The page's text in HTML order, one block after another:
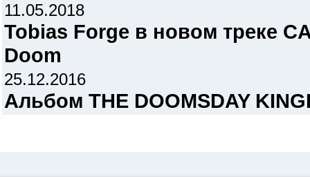
11.05.2018
Tobias Forge в новом треке
Doom
25.12.2016
Альбом THE DOOMSDAY